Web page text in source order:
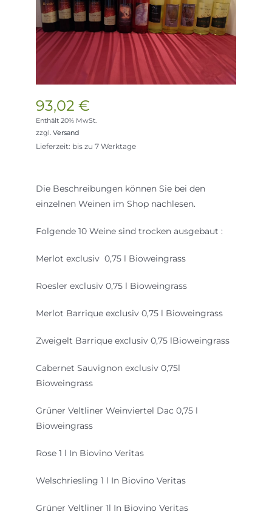
93,02€
Enthält 20% MwSt.
zzgl.Versand
Lieferzeit: bis zu 7 Werktage
Die Beschreibungen können Sie bei den
einzelnen Weinen im Shop nachlesen.
Folgende 10 Weine sind trocken ausgebaut :
Merlot exclusiv 0,75 l Bioweingrass
Roesler exclusiv 0,75 l Bioweingrass
Merlot Barrique exclusiv 0,75 l Bioweingrass
Zweigelt Barrique exclusiv 0,75 lBioweingrass
Cabernet Sauvignon exclusiv 0,75l
Bioweingrass
Grüner Veltliner Weinviertel Dac 0,75 l
Bioweingrass
Rose 1 l In Biovino Veritas
Welschriesling 1 l In Biovino Veritas
Grüner Veltliner 1l In Biovino Veritas